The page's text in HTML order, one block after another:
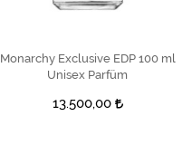
SEPETE EKLE
Monarchy Exclusive EDP 100 ml
Unisex Parfüm
13.500,00